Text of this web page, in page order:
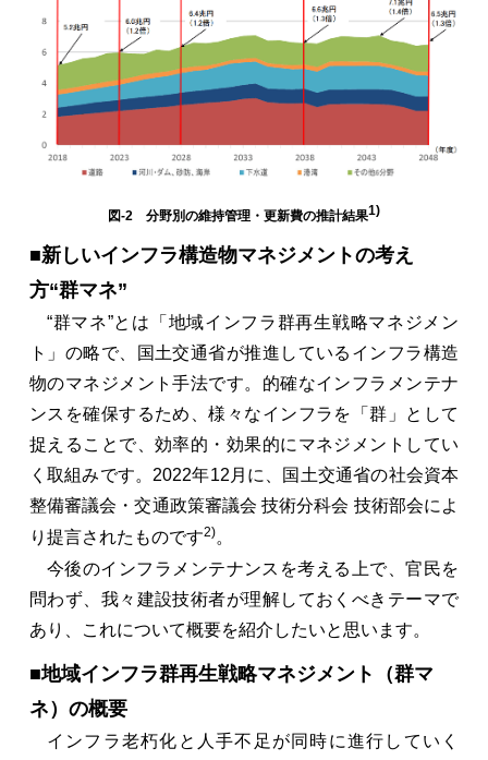
図-2 分野別の維持管理・更新費の推計結果1)
■新しいインフラ構造物マネジメントの考え
方“群マネ”
“群マネ”とは「地域インフラ群再生戦略マネジメン
ト」の略で、国土交通省が推進しているインフラ構造
物のマネジメント手法です。的確なインフラメンテナ
ンスを確保するため、様々なインフラを「群」として
捉えることで、効率的・効果的にマネジメントしてい
く取組みです。2022年12月に、国土交通省の社会資本
整備審議会・交通政策審議会 技術分科会 技術部会によ
り提言されたものです2)。
今後のインフラメンテナンスを考える上で、官民を
問わず、我々建設技術者が理解しておくべきテーマで
あり、これについて概要を紹介したいと思います。
■地域インフラ群再生戦略マネジメント（群マ
ネ）の概要
インフラ老朽化と人手不足が同時に進行していく